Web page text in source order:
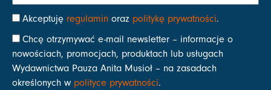
Akceptuję regulamin oraz politykę prywatności.
Chcę otrzymywać e-mail newsletter – informacje o
nowościach, promocjach, produktach lub usługach
Wydawnictwa Pauza Anita Musioł – na zasadach
określonych w polityce prywatności.